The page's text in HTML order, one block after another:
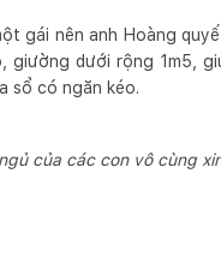
gái nên anh Hoàng
giường dưới rộng 1m5,
sổ có ngăn kéo.
của các con vô cùng